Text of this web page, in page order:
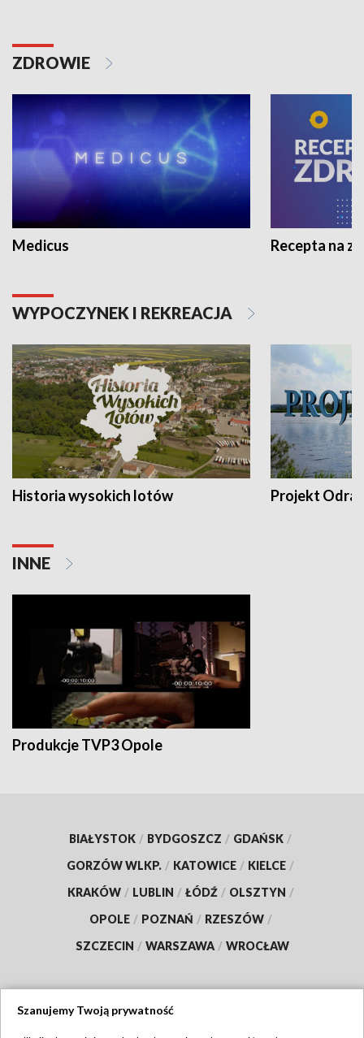
ZDROWIE
Medicus Recepta na
WYPOCZYNEK I REKREACJA
Historia wysokich lotów Projekt Odra
INNE
Produkcje TVP3 Opole
BIAŁYSTOK / BYDGOSZCZ / GDAŃSK /
GORZÓW WLKP. / KATOWICE / KIELCE /
KRAKÓW / LUBLIN / ŁÓDŹ / OLSZTYN /
OPOLE / POZNAŃ / RZESZÓW /
SZCZECIN / WARSZAWA / WROCŁAW
Szanujemy Twoją prywatność